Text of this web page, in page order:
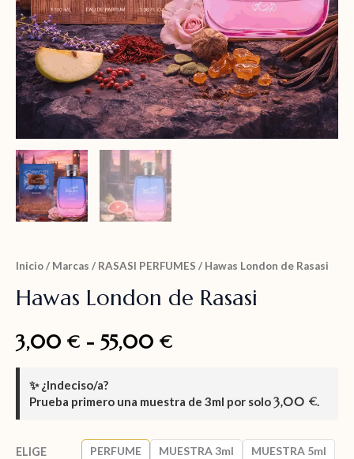
Inicio/ Marcas / RASASI PERFUMES / Hawas London de Rasasi
Hawas London de Rasasi
3,00 € - 55,00 €
✨¿Indeciso/a?
Prueba primero una muestra de 3ml por solo3,00 €.
ELIGE
PERFUME MUESTRA 3ml
MUESTRA 5ml